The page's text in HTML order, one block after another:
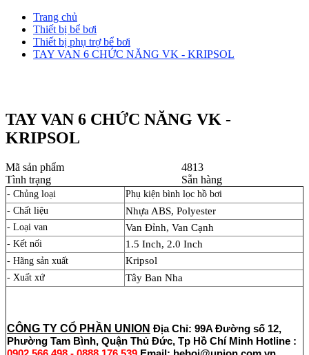
Trang chủ
Thiết bị bể bơi
Thiết bị phụ trợ bể bơi
TAY VAN 6 CHỨC NĂNG VK - KRIPSOL
TAY VAN 6 CHỨC NĂNG VK -
KRIPSOL
Mã sản phẩm
4813
Tình trạng
Sẵn hàng
- Chủng loại
Phụ kiện bình lọc hồ bơi
- Chất liệu
Nhựa ABS, Polyester
- Loại van Van Đỉnh, Van Cạnh
- Kết nối 1.5 Inch, 2.0 Inch
- Hãng sản xuất Kripsol
- Xuất xứ Tây Ban Nha
CÔNG TY CỔ PHẦN UNION Địa Chỉ: 99A Đường số 12,
Phường Tam Bình, Quận Thủ Đức, Tp Hồ Chí Minh Hotline :